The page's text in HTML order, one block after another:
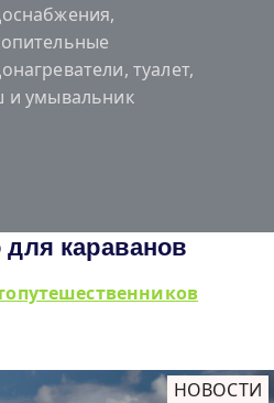
туалет,
и умывальник
для караванов
НОВОСТИ